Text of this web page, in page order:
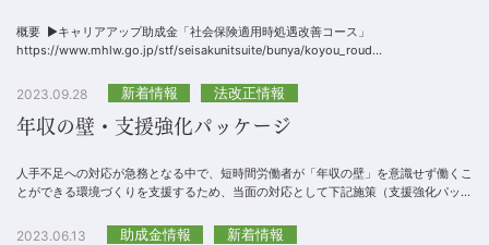
概要 ▶キャリアアップ助成金「社会保険適用時処遇改善コース」
https://www.mhlw.go.jp/stf/seisakunitsuite/bunya/koyou_roud...
2023.09.28 新着情報 法改正情報
年収の壁・支援強化パッケージ
人手不足への対応が急務となる中で、短時間労働者が「年収の壁」を意識せず働くこ
とができる環境づくりを支援するため、当面の対応として下記施策（支援強化パッケ
2023.06.13 助成金情報 新着情報